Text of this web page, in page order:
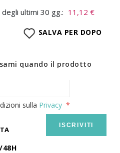
ultimi 30 gg.: 11,12 €
SALVA PER DOPO
quando il prodotto
sulla Privacy
ISCRIVITI
48H